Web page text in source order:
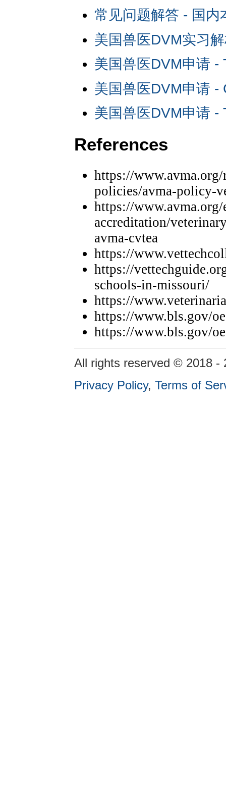
常见问题解答 - 国内
美国兽医DVM实习
美国兽医DVM申请 -
美国兽医DVM申请 -
美国兽医DVM申请 -
References
https://www.avma.org/
policies/avma-policy-
https://
accreditation/
avma-cvtea
https://
https://
schools-in-missouri/
https://
https://www.bls.gov/
https://www.bls.gov/
All rights reserved © 2018 -
Privacy Policy, Terms of